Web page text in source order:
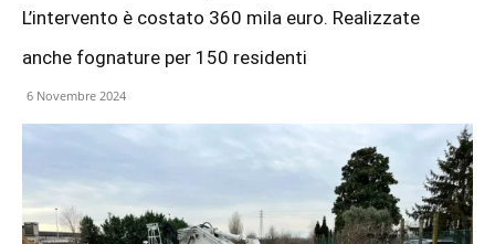
L’intervento è costato 360 mila euro. Realizzate
anche fognature per 150 residenti
6 Novembre 2024